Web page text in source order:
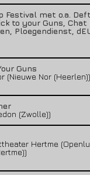
Festival met o.a.
to your Guns, Chat
Ploegendienst,
Guns
(Nieuwe Nor (Heerlen))
(Zwolle))
Hertme